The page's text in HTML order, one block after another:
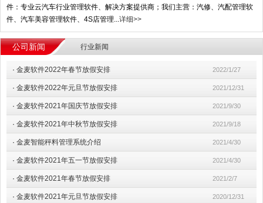
件：专业云汽车行业管理软件、解决方案提供商；我们主营：汽修、汽配管理软
件、汽车美容管理软件、4S店管理...详细>>
公司新闻 行业新闻
· 金麦软件2022年春节放假安排 2022/1/27
· 金麦软件2022年元旦节放假安排 2021/12/31
· 金麦软件2021年国庆节放假安排 2021/9/30
· 金麦软件2021年中秋节放假安排 2021/9/18
· 金麦智能秤料管理系统介绍 2021/4/30
· 金麦软件2021年五一节放假安排 2021/4/30
· 金麦软件2021年春节放假安排 2021/2/7
· 金麦软件2021年元旦节放假安排 2020/12/31